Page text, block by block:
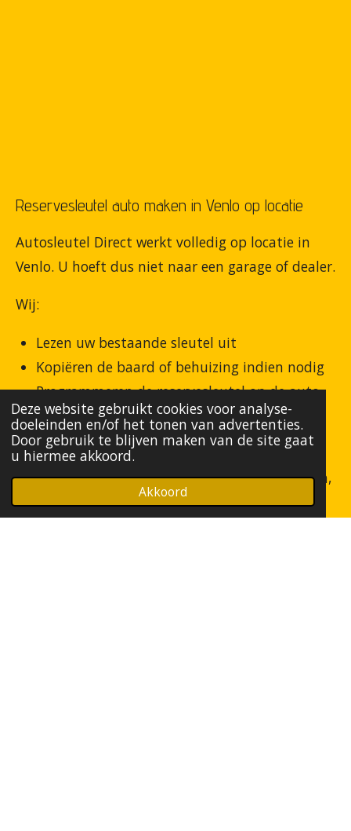
Deze website gebruikt cookies voor analyse-
doeleinden en/of het tonen van advertenties.
Door gebruik te blijven maken van de site gaat
u hiermee akkoord.
Akkoord
Reservesleutel auto maken in Venlo op locatie
Autosleutel Direct werkt volledig op locatie in
Venlo. U hoeft dus niet naar een garage of dealer.
Wij:
Lezen uw bestaande sleutel uit
Kopiëren de baard of behuizing indien nodig
Programmeren de reservesleutel op de auto
Testen of openen, sluiten en starten perfect
werken
Omdat moderne autosleutels een chip bevatten,
moet de sleutel altijd elektronisch worden